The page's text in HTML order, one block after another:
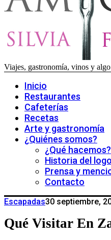
Viajes, gastronomía, vinos y
Inicio
Restaurantes
Cafeterías
Recetas
Arte y gastronomía
¿Quiénes somos?
¿Qué hacemos?
Historia del logo
Prensa y
Contacto
Escapadas30 septiembre,
Qué Visitar En